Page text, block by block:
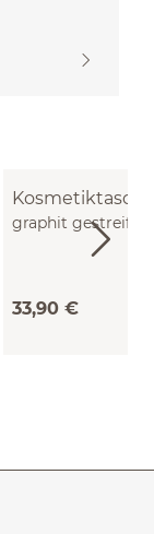
graphit gestreift,
GOTS (groß)
33,90 €